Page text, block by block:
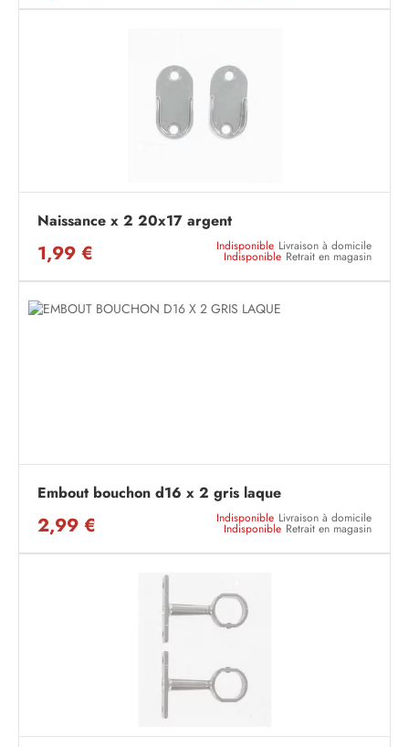
Naissance x 2 20x17 argent
1,99 € Indisponible Livraison à domicile
Indisponible Retrait en magasin
Embout bouchon d16 x 2 gris laque
2,99 € Indisponible Livraison à domicile
Indisponible Retrait en magasin